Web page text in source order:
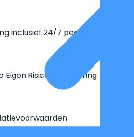
inclusief 24/7 pechhulp
Eigen Risico Verzekering